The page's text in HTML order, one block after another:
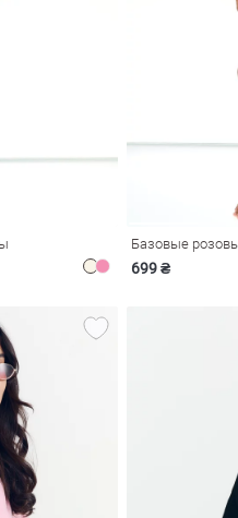
Базовые
699 ₴